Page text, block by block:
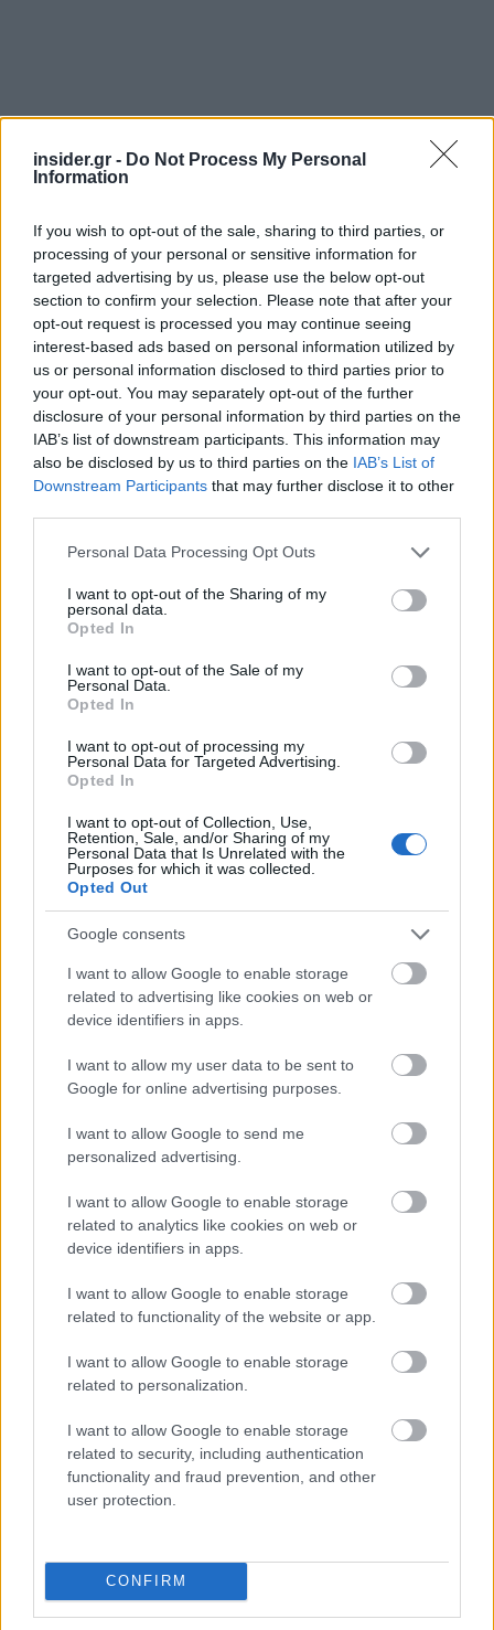
insider.gr - Do Not Process My Personal
Information
If you wish to opt-out of the sale, sharing to third parties, or
processing of your personal or sensitive information for
targeted advertising by us, please use the below opt-out
section to confirm your selection. Please note that after your
opt-out request is processed you may continue seeing
interest-based ads based on personal information utilized by
us or personal information disclosed to third parties prior to
your opt-out. You may separately opt-out of the further
disclosure of your personal information by third parties on the
IAB’s list of downstream participants. This information may
also be disclosed by us to third parties on the IAB’s List of
Downstream Participants that may further disclose it to other
Please note that this website/app uses one or more Google
not limited to your visit or usage behaviour. You may click to
grant or deny consent to Google and its third-party tags to
use your data for below specified purposes in below Google
consent section.
Personal Data Processing Opt Outs
I want to opt-out of the Sharing of my
personal data.
Opted In
I want to opt-out of the Sale of my
Personal Data.
Opted In
I want to opt-out of processing my
Personal Data for Targeted Advertising.
Opted In
I want to opt-out of Collection, Use,
Retention, Sale, and/or Sharing of my
Personal Data that Is Unrelated with the
Purposes for which it was collected.
Opted Out
Google consents
I want to allow Google to enable storage
related to advertising like cookies on web or
device identifiers in apps.
I want to allow my user data to be sent to
Google for online advertising purposes.
I want to allow Google to send me
personalized advertising.
I want to allow Google to enable storage
related to analytics like cookies on web or
device identifiers in apps.
I want to allow Google to enable storage
related to functionality of the website or app.
I want to allow Google to enable storage
related to personalization.
I want to allow Google to enable storage
related to security, including authentication
functionality and fraud prevention, and other
user protection.
CONFIRM
Το 63,5% των μισθωτών, δηλαδή σχεδόν 2 στους
3, αμείβεται με μέσο μισθό πάνω από 1.000 ευρώ.
Το ποσοστό αυτό ήταν 53,7% το 2024 και μόλις
κατά 75%.
Επίσης, σχεδόν 1 στους 4 μισθωτούς (24,29%)
αμείβεται σήμερα με μισθό από 1.001 έως 1.200
συγκεκριμένου μισθολογικού κλιμακίου σε σχέση
με το 2024 (19,36%) και ιδίως συγκριτικά με το
μόλις 1 στους 10 μισθωτούς.
Θετική επίδραση στην εξέλιξη των μισθών στον